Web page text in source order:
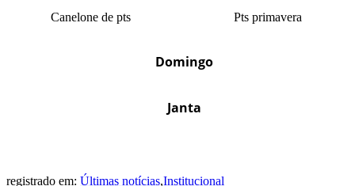
Canelone de pts Pts primavera
Domingo
Janta
registrado em: Últimas notícias,Institucional